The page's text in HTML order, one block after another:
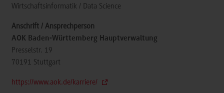
Wirtschaftsinformatik / Data Science
AOK Baden-Württemberg Hauptverwaltung
Presselstr. 19
70191 Stuttgart
https://www.aok.de/karriere/